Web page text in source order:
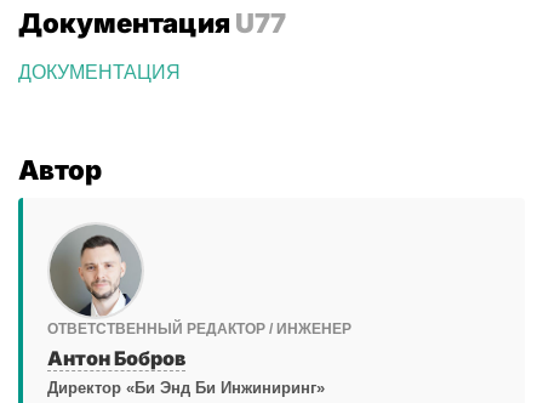
Документация U77
ДОКУМЕНТАЦИЯ
Автор
ОТВЕТСТВЕННЫЙ РЕДАКТОР / ИНЖЕНЕР
Антон Бобров
Директор «Би Энд Би Инжиниринг»